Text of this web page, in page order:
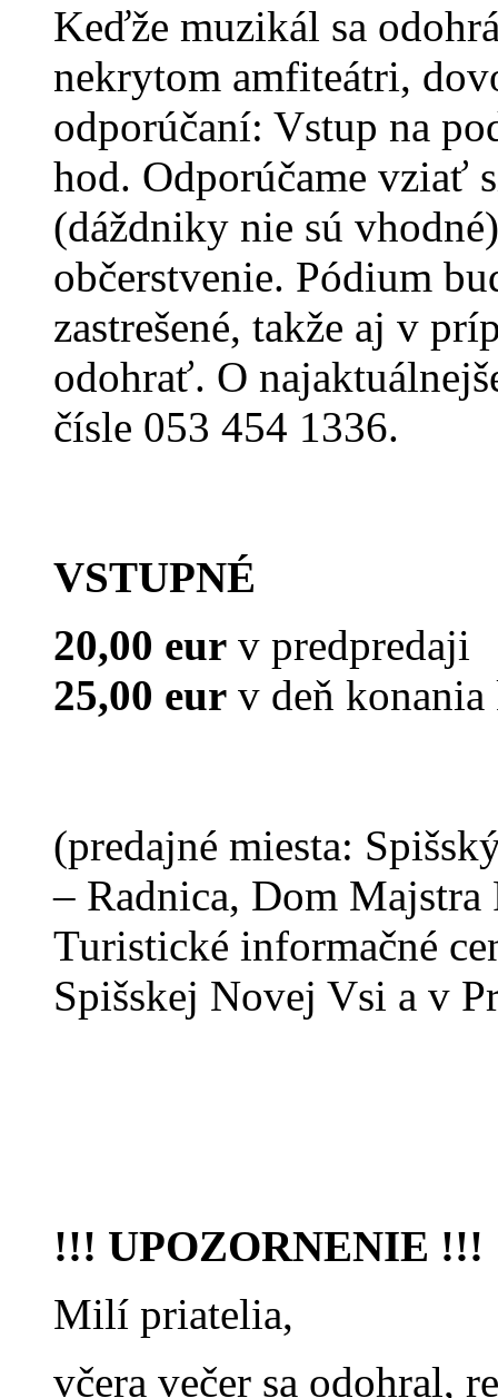
Keďže muzikál sa
nekrytom amfiteátri,
odporúčaní: Vstup na
hod. Odporúčame vziať
(dáždniky nie sú
občerstvenie. Pódium
zastrešené, takže aj v
odohrať. O
čísle 053 454 1336.
VSTUPNÉ
20,00 eur v predpredaji
25,00 eur v deň
(predajné miesta:
– Radnica, Dom
Turistické informačné
Spišskej Novej Vsi a v
!!! UPOZORNENIE !!!
Milí priatelia,
včera večer sa odohral,